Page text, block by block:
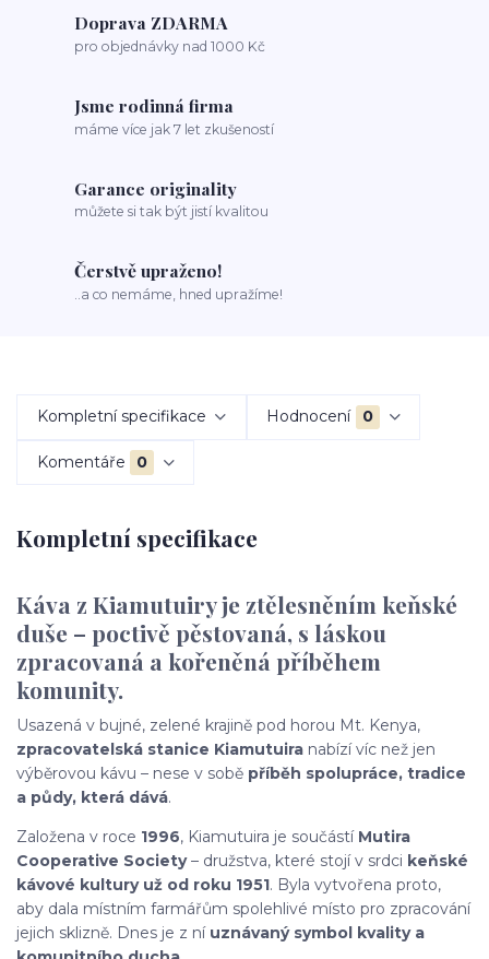
Doprava ZDARMA
pro objednávky nad 1000 Kč
Jsme rodinná firma
máme více jak 7 let zkušeností
Garance originality
můžete si tak být jistí kvalitou
Čerstvě upraženo!
..a co nemáme, hned upražíme!
Kompletní specifikace Hodnocení 0
Komentáře 0
Kompletní specifikace
Káva z Kiamutuiry je ztělesněním keňské
duše – poctivě pěstovaná, s láskou
zpracovaná a kořeněná příběhem
komunity.
Usazená v bujné, zelené krajině pod horou Mt. Kenya,
zpracovatelská stanice Kiamutuira nabízí víc než jen
výběrovou kávu – nese v sobě příběh spolupráce, tradice
a půdy, která dává.
Založena v roce 1996, Kiamutuira je součástí Mutira
Cooperative Society– družstva, které stojí v srdci keňské
kávové kultury už od roku 1951. Byla vytvořena proto,
aby dala místním farmářům spolehlivé místo pro zpracování
jejich sklizně. Dnes je z ní uznávaný symbol kvality a